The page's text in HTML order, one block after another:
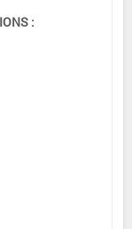
: